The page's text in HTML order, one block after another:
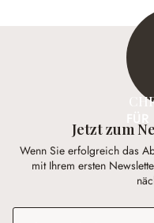
Jetzt zum
Wenn Sie erfolgreich das
mit Ihrem ersten
E-Mail-Adresse